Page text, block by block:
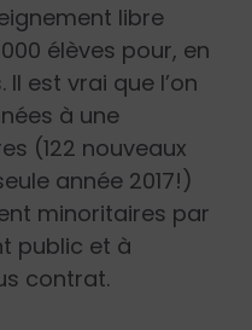
libre
élèves pour, en
Il est vrai que l’on
à une
(122 nouveaux
année 2017!)
minoritaires par
public et à
contrat.